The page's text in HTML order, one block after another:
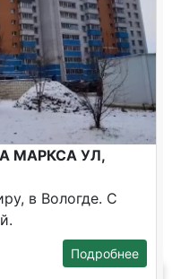
МАРКСА УЛ,
в Вологде. С
Подробнее